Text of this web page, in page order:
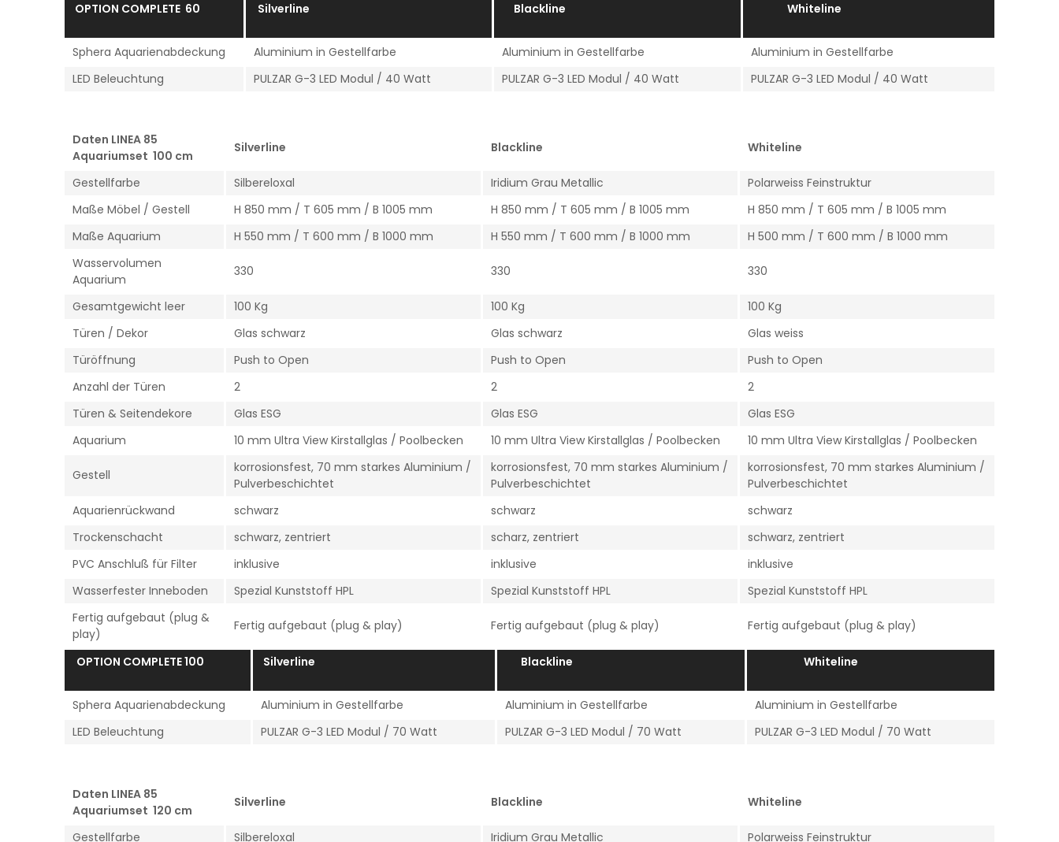
OPTION COMPLETE 60 Silverline Blackline Whiteline
Sphera Aquarienabdeckung Aluminium in Gestellfarbe Aluminium in Gestellfarbe
Aluminium in Gestellfarbe
LED Beleuchtung
PULZAR G-3 LED Modul / 40 Watt PULZAR G-3 LED Modul / 40 Watt PULZAR G-3 LED Modul / 40 Watt
Daten LINEA 85
Aquariumset 100 cm
Silverline Blackline Whiteline
Gestellfarbe Silbereloxal Iridium Grau Metallic
Polarweiss Feinstruktur
Maße Möbel / Gestell
H 850 mm / T 605 mm / B 1005 mm H 850 mm / T 605 mm / B 1005 mm
H 850 mm / T 605 mm / B 1005 mm
Maße Aquarium
H 550 mm / T 600 mm / B 1000 mm H 550 mm / T 600 mm / B 1000 mm
H 500 mm / T 600 mm / B 1000 mm
Wasservolumen
Aquarium
330 330 330
Gesamtgewicht leer 100 Kg 100 Kg
100 Kg
Türen / Dekor
Glas schwarz Glas schwarz
Glas weiss
Türöffnung
Push to Open Push to Open
Push to Open
Anzahl der Türen
2 2
2
Türen & Seitendekore
Glas ESG Glas ESG
Glas ESG
Aquarium
10 mm Ultra View Kirstallglas / Poolbecken 10 mm Ultra View Kirstallglas / Poolbecken 10 mm Ultra View Kirstallglas / Poolbecken
Gestell
korrosionsfest, 70 mm starkes Aluminium /
Pulverbeschichtet
korrosionsfest, 70 mm starkes Aluminium /
Pulverbeschichtet
korrosionsfest, 70 mm starkes Aluminium /
Pulverbeschichtet
Aquarienrückwand
schwarz schwarz
schwarz
Trockenschacht
schwarz, zentriert scharz, zentriert
schwarz, zentriert
PVC Anschluß für Filter
inklusive inklusive
inklusive
Wasserfester Inneboden
Spezial Kunststoff HPL Spezial Kunststoff HPL
Spezial Kunststoff HPL
Fertig aufgebaut (plug &
play)
Fertig aufgebaut (plug & play) Fertig aufgebaut (plug & play) Fertig aufgebaut (plug & play)
OPTION COMPLETE 100 Silverline Blackline Whiteline
Sphera Aquarienabdeckung Aluminium in Gestellfarbe Aluminium in Gestellfarbe
Aluminium in Gestellfarbe
LED Beleuchtung
PULZAR G-3 LED Modul / 70 Watt PULZAR G-3 LED Modul / 70 Watt PULZAR G-3 LED Modul / 70 Watt
Daten LINEA 85
Aquariumset 120 cm
Silverline Blackline Whiteline
Gestellfarbe Silbereloxal Iridium Grau Metallic Polarweiss Feinstruktur